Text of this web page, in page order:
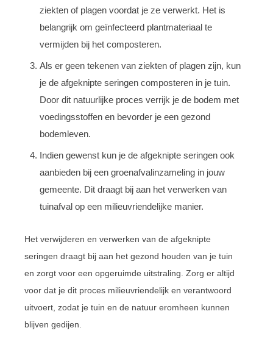
ziekten of plagen voordat je ze verwerkt. Het is
belangrijk om geïnfecteerd plantmateriaal te
vermijden bij het composteren.
Als er geen tekenen van ziekten of plagen zijn, kun
je de afgeknipte seringen composteren in je tuin.
Door dit natuurlijke proces verrijk je de bodem met
voedingsstoffen en bevorder je een gezond
bodemleven.
Indien gewenst kun je de afgeknipte seringen ook
aanbieden bij een groenafvalinzameling in jouw
gemeente. Dit draagt bij aan het verwerken van
tuinafval op een milieuvriendelijke manier.
Het verwijderen en verwerken van de afgeknipte
seringen draagt bij aan het gezond houden van je tuin
en zorgt voor een opgeruimde uitstraling. Zorg er altijd
voor dat je dit proces milieuvriendelijk en verantwoord
uitvoert, zodat je tuin en de natuur eromheen kunnen
blijven gedijen.